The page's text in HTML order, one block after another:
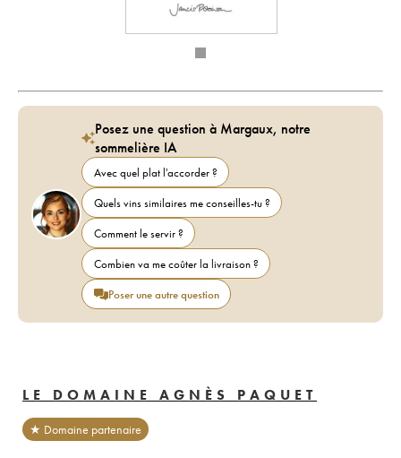
Posez une question à Margaux, notre
sommelière IA
Avec quel plat l'accorder ?
Quels vins similaires me conseilles-tu ?
Comment le servir ?
Combien va me coûter la livraison ?
Poser une autre question
LE DOMAINE AGNÈS PAQUET
★ Domaine partenaire